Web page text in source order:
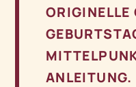
ORIGINELLE
ANLEITUNG.